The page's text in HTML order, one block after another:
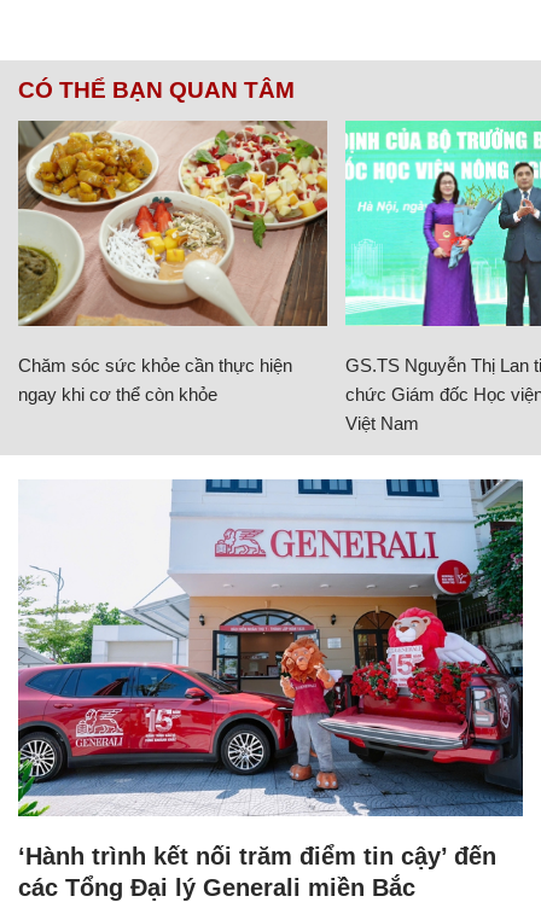
CÓ THỂ BẠN QUAN TÂM
Chăm sóc sức khỏe cần thực hiện
ngay khi cơ thể còn khỏe
GS.TS Nguyễn Thị Lan
chức Giám đốc Học
Việt Nam
‘Hành trình kết nối trăm điểm tin cậy’ đến
các Tổng Đại lý Generali miền Bắc